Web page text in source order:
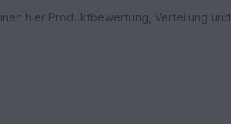
hier Produktbewertung, Verteilung und